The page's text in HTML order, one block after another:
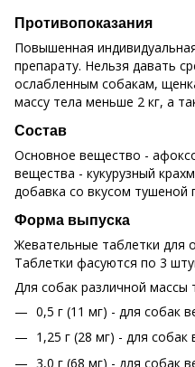
Противопоказания
Повышенная
препарату. Нельзя давать
ослабленным собакам,
массу тела меньше 2 кг, а
Состав
Основное вещество -
вещества - кукурузный
добавка со вкусом тушеной
Форма выпуска
Жевательные таблетки для
Таблетки фасуются по 3
Для собак различной массы
0,5 г (11 мг) - для собак
1,25 г (28 мг) - для собак
3,0 г (68 мг) - для собак